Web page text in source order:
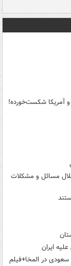
و آمریکا شکست‌خورده!
مسائل و مشکلات
در المخا+فیلم